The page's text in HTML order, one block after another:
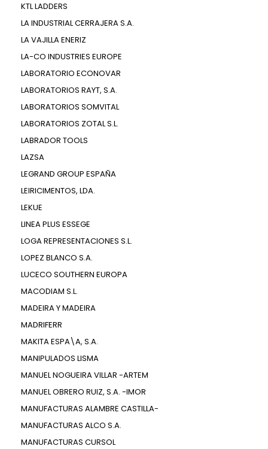
KTL LADDERS
LA INDUSTRIAL CERRAJERA S.A.
LA VAJILLA ENERIZ
LA-CO INDUSTRIES EUROPE
LABORATORIO ECONOVAR
LABORATORIOS RAYT, S.A.
LABORATORIOS SOMVITAL
LABORATORIOS ZOTAL S.L.
LABRADOR TOOLS
LAZSA
LEGRAND GROUP ESPAÑA
LEIRICIMENTOS, LDA.
LEKUE
LINEA PLUS ESSEGE
LOGA REPRESENTACIONES S.L.
LOPEZ BLANCO S.A.
LUCECO SOUTHERN EUROPA
MACODIAM S.L.
MADEIRA Y MADEIRA
MADRIFERR
MAKITA ESPA\A, S.A.
MANIPULADOS LISMA
MANUEL NOGUEIRA VILLAR -ARTEM
MANUEL OBRERO RUIZ, S.A. -IMOR
MANUFACTURAS ALAMBRE CASTILLA-
MANUFACTURAS ALCO S.A.
MANUFACTURAS CURSOL